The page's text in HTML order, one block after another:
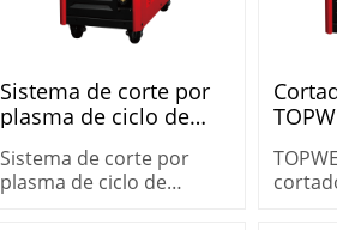
Sistema de corte por
plasma de ciclo de
PROCUT-125MAX
Sistema de corte por
plasma de ciclo de